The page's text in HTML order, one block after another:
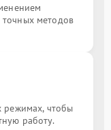
методов
режимах, чтобы
работу.